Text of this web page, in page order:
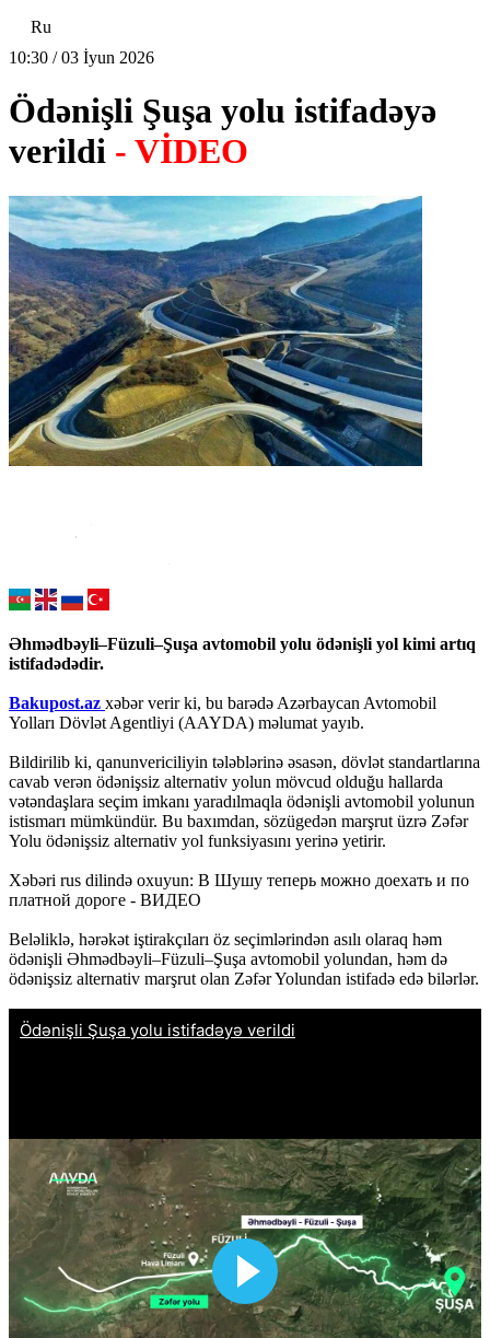
Ru
10:30 / 03 İyun 2026
Ödənişli Şuşa yolu istifadəyə
verildi - VİDEO
Əhmədbəyli–Füzuli–Şuşa avtomobil yolu ödənişli yol kimi artıq
istifadədədir.
Bakupost.az xəbər verir ki, bu barədə Azərbaycan Avtomobil
Yolları Dövlət Agentliyi (AAYDA) məlumat yayıb.
Bildirilib ki, qanunvericiliyin tələblərinə əsasən, dövlət standartlarına
cavab verən ödənişsiz alternativ yolun mövcud olduğu hallarda
vətəndaşlara seçim imkanı yaradılmaqla ödənişli avtomobil yolunun
istismarı mümkündür. Bu baxımdan, sözügedən marşrut üzrə Zəfər
Yolu ödənişsiz alternativ yol funksiyasını yerinə yetirir.
Xəbəri rus dilində oxuyun: В Шушу теперь можно доехать и по
платной дороге - ВИДЕО
Beləliklə, hərəkət iştirakçıları öz seçimlərindən asılı olaraq həm
ödənişli Əhmədbəyli–Füzuli–Şuşa avtomobil yolundan, həm də
ödənişsiz alternativ marşrut olan Zəfər Yolundan istifadə edə bilərlər.